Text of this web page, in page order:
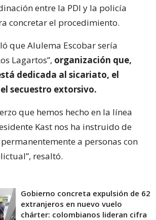
entre la PDI y la policía
concretar el procedimiento.
que Alulema Escobar sería
Lagartos”, organización que,
dedicada al sicariato, el
secuestro extorsivo.
que hemos hecho en la línea
Kast nos ha instruido de
a personas con
resaltó.
Gobierno concreta expulsión de 62
extranjeros en nuevo vuelo
chárter: colombianos lideran cifra